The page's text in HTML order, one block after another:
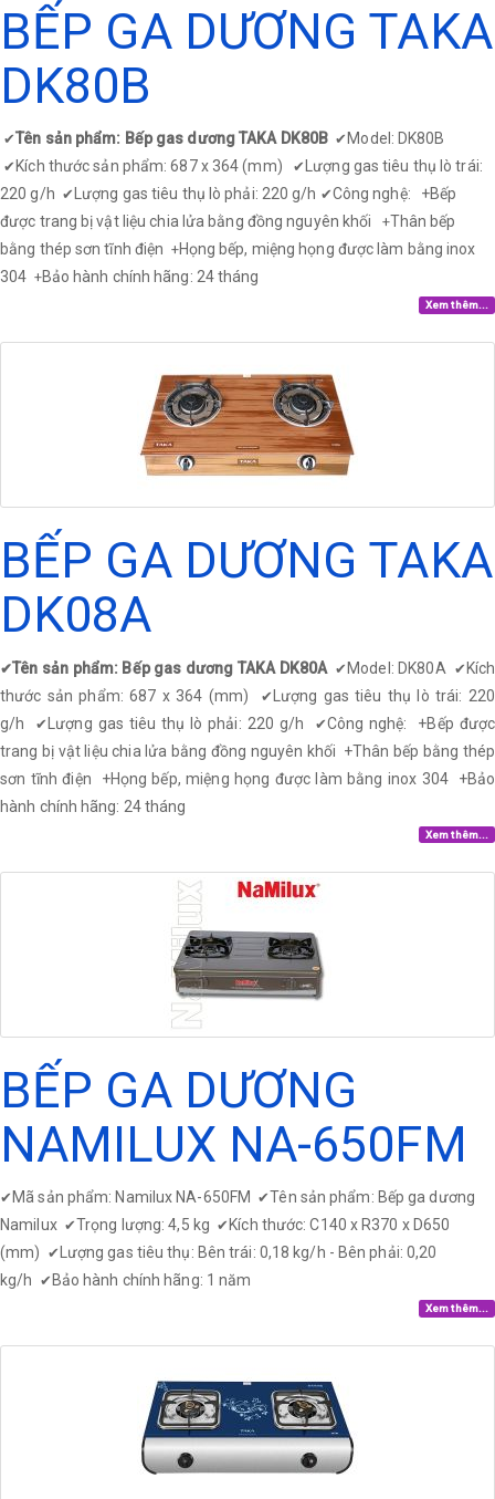
BẾP GA DƯƠNG TAKA
DK80B
✔Tên sản phẩm: Bếp gas dương TAKA DK80B ✔ Model: DK80B
✔ Kích thước sản phẩm: 687 x 364 (mm) ✔
Lượng gas tiêu thụ lò trái:
220 g/h ✔ Lượng gas tiêu thụ lò phải: 220 g/h ✔Công nghệ: +Bếp
được trang bị vật liệu chia lửa bằng đồng nguyên khối +Thân bếp
bằng thép sơn tĩnh điện +Họng bếp, miệng họng được làm bằng inox
304 +Bảo hành chính hãng: 24 tháng
Xem thêm...
BẾP GA DƯƠNG TAKA
DK08A
✔Tên sản phẩm: Bếp gas dương TAKA DK80A ✔Model: DK80A ✔Kích
thước sản phẩm: 687 x 364 (mm)
✔Lượng gas tiêu thụ lò trái: 220
g/h ✔Lượng gas tiêu thụ lò phải: 220 g/h ✔Công nghệ: +Bếp được
trang bị vật liệu chia lửa bằng đồng nguyên khối +Thân bếp bằng thép
sơn tĩnh điện +Họng bếp, miệng họng được làm bằng inox 304 +Bảo
hành chính hãng: 24 tháng
Xem thêm...
BẾP GA DƯƠNG
NAMILUX NA-650FM
✔ Mã sản phẩm: Namilux NA-650FM ✔Tên sản phẩm: Bếp ga dương
Namilux ✔Trọng lượng: 4,5 kg ✔ Kích thước: C140 x R370 x D650
(mm) ✔
Lượng gas tiêu thụ: Bên trái: 0,18 kg/h - Bên phải: 0,20
kg/h ✔ Bảo hành chính hãng: 1 năm
Xem thêm...